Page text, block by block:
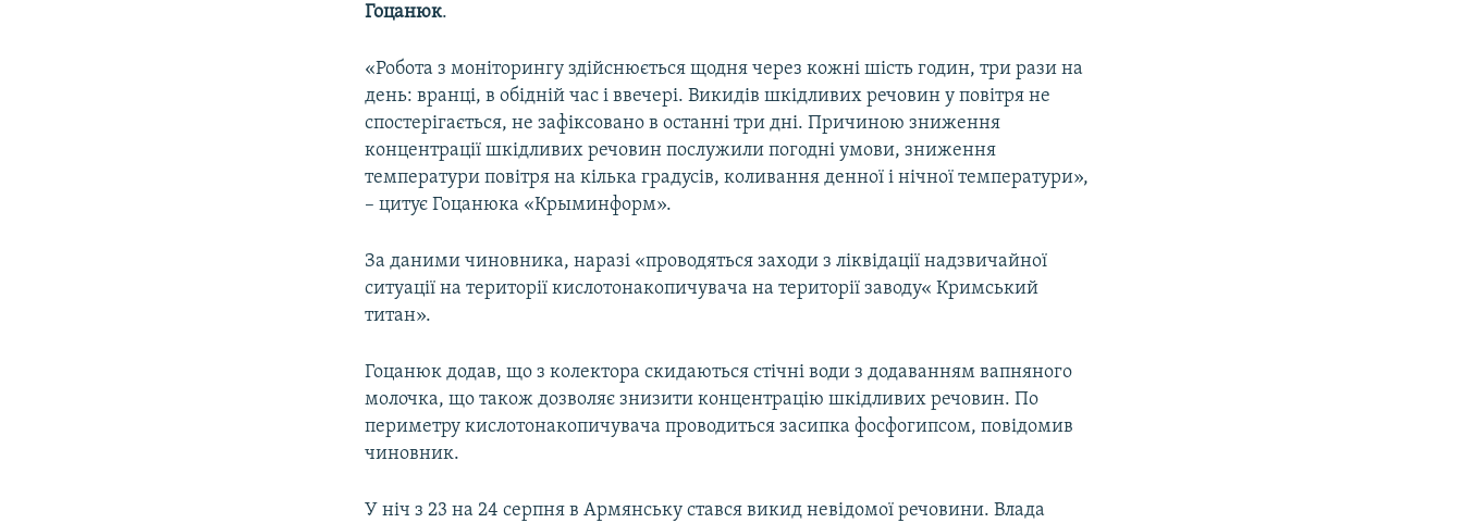
Гоцанюк.
«Робота з моніторингу здійснюється щодня через кожні шість годин, три рази на
день: вранці, в обідній час і ввечері. Викидів шкідливих речовин у повітря не
спостерігається, не зафіксовано в останні три дні. Причиною зниження
концентрації шкідливих речовин послужили погодні умови, зниження
температури повітря на кілька градусів, коливання денної і нічної температури»,
– цитує Гоцанюка «Крыминформ».
За даними чиновника, наразі «проводяться заходи з ліквідації надзвичайної
ситуації на території кислотонакопичувача на території заводу« Кримський
титан».
Гоцанюк додав, що з колектора скидаються стічні води з додаванням вапняного
молочка, що також дозволяє знизити концентрацію шкідливих речовин. По
периметру кислотонакопичувача проводиться засипка фосфогипсом, повідомив
чиновник.
У ніч з 23 на 24 серпня в Армянську стався викид невідомої речовини. Влада